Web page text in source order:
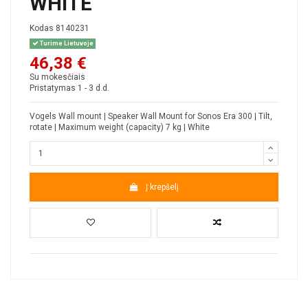
Kodas 8140231
Turime Lietuvoje
46,38 €
Su mokesčiais
Pristatymas 1 - 3 d.d.
Vogels Wall mount | Speaker Wall Mount for Sonos Era 300 | Tilt,
rotate | Maximum weight (capacity) 7 kg | White
Į krepšelį